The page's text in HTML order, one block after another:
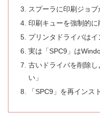
スプーラに印刷ジョ
印刷キューを強制的に
プリンタドライバは
実は「SPC9」は
古いドライバを削除
い」
「SPC9」を再インス